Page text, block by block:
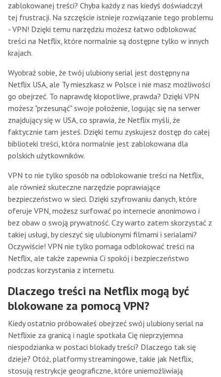
zablokowanej treści? Chyba każdy z nas kiedyś doświadczył
tej frustracji. Na szczęście istnieje rozwiązanie tego problemu
- VPN! Dzięki temu narzędziu możesz łatwo odblokować
treści na Netflix, które normalnie są dostępne tylko w innych
krajach.
Wyobraź sobie, że twój ulubiony serial jest dostępny na
Netflix USA, ale Ty mieszkasz w Polsce i nie masz możliwości
go obejrzeć. To naprawdę kłopotliwe, prawda? Dzięki VPN
możesz "przesunąć" swoje położenie, logując się na serwer
znajdujący się w USA, co sprawia, że Netflix myśli, że
faktycznie tam jesteś. Dzięki temu zyskujesz dostęp do całej
biblioteki treści, która normalnie jest zablokowana dla
polskich użytkowników.
VPN to nie tylko sposób na odblokowanie treści na Netflix,
ale również skuteczne narzędzie poprawiające
bezpieczeństwo w sieci. Dzięki szyfrowaniu danych, które
oferuje VPN, możesz surfować po internecie anonimowo i
bez obaw o swoją prywatność. Czy warto zatem skorzystać z
takiej usługi, by cieszyć się ulubionymi filmami i serialami?
Oczywiście! VPN nie tylko pomaga odblokować treści na
Netflix, ale także zapewnia Ci spokój i bezpieczeństwo
podczas korzystania z internetu.
Dlaczego treści na Netflix mogą być
blokowane za pomocą VPN?
Kiedy ostatnio próbowałeś obejrzeć swój ulubiony serial na
Netflixie za granicą i nagle spotkała Cię nieprzyjemna
niespodzianka w postaci blokady treści? Dlaczego tak się
dzieje? Otóż, platformy streamingowe, takie jak Netflix,
stosują restrykcje geograficzne, które uniemożliwiają